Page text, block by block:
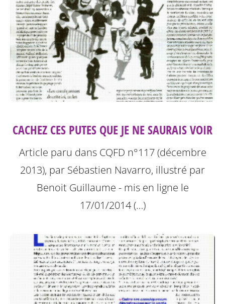
CACHEZ CES PUTES QUE JE NE SAURAIS VOIR
Article paru dans CQFD n°117 (décembre
2013), par Sébastien Navarro, illustré par
Benoit Guillaume - mis en ligne le
17/01/2014 (…)